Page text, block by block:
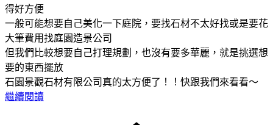
得好方便
一般可能想要自己美化一下庭院，要找石材不太好找或是要花
大筆費用找庭園造景公司
但我們比較想要自己打理規劃，也沒有要多華麗，就是挑選想
要的東西擺放
石園景觀石材有限公司真的太方便了！！快跟我們來看看～
繼續閱讀